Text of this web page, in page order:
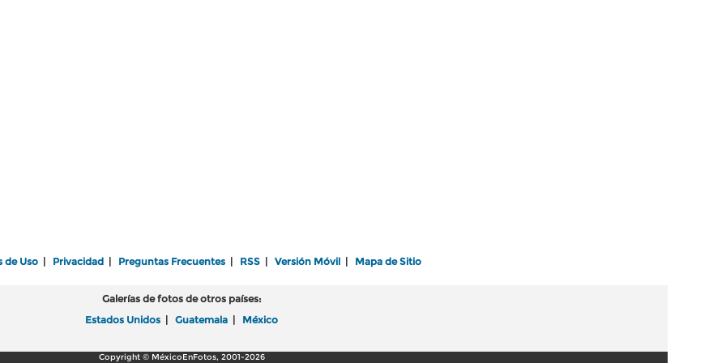
de Uso Privacidad Preguntas Frecuentes RSS Versión Móvil Mapa de Sitio
Galerías de fotos de otros países:
Estados Unidos
Guatemala México
Copyright © MéxicoEnFotos, 2001-2026